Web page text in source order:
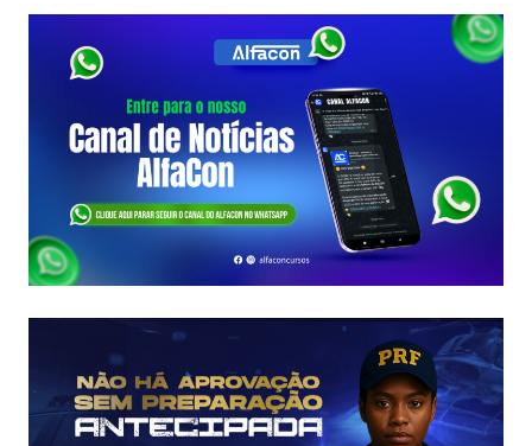
SC:
CONTRATO
A
FCC
É
ASSINADO
E
EDITAL
SALÁRIOS
A
R$